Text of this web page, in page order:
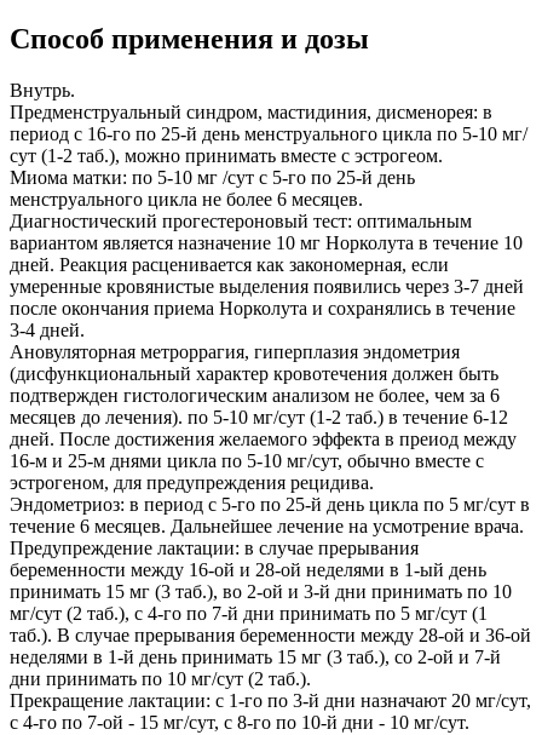
Способ применения и дозы
Внутрь.
Предменструальный синдром, мастидиния, дисменорея: в
период с 16-го по 25-й день менструального цикла по 5-10 мг/
сут (1-2 таб.), можно принимать вместе с эстрогеом.
Миома матки: по 5-10 мг /сут с 5-го по 25-й день
менструального цикла не более 6 месяцев.
Диагностический прогестероновый тест: оптимальным
вариантом является назначение 10 мг Норколута в течение 10
дней. Реакция расценивается как закономерная, если
умеренные кровянистые выделения появились через 3-7 дней
после окончания приема Норколута и сохранялись в течение
3-4 дней.
Ановуляторная метроррагия, гиперплазия эндометрия
(дисфункциональный характер кровотечения должен быть
подтвержден гистологическим анализом не более, чем за 6
месяцев до лечения). по 5-10 мг/сут (1-2 таб.) в течение 6-12
дней. После достижения желаемого эффекта в преиод между
16-м и 25-м днями цикла по 5-10 мг/сут, обычно вместе с
эстрогеном, для предупреждения рецидива.
Эндометриоз: в период с 5-го по 25-й день цикла по 5 мг/сут в
течение 6 месяцев. Дальнейшее лечение на усмотрение врача.
Предупреждение лактации: в случае прерывания
беременности между 16-ой и 28-ой неделями в 1-ый день
принимать 15 мг (3 таб.), во 2-ой и 3-й дни принимать по 10
мг/сут (2 таб.), с 4-го по 7-й дни принимать по 5 мг/сут (1
таб.). В случае прерывания беременности между 28-ой и 36-ой
неделями в 1-й день принимать 15 мг (3 таб.), со 2-ой и 7-й
дни принимать по 10 мг/сут (2 таб.).
Прекращение лактации: с 1-го по 3-й дни назначают 20 мг/сут,
с 4-го по 7-ой - 15 мг/сут, с 8-го по 10-й дни - 10 мг/сут.